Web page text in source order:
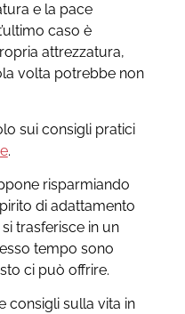
e la pace
caso è
attrezzatura,
volta potrebbe non
sui consigli pratici
.
risparmiando
di adattamento
trasferisce in un
tempo sono
ci può offrire.
consigli sulla vita in